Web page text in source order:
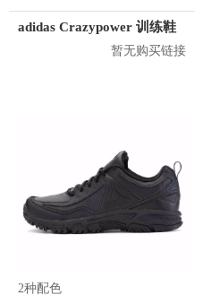
adidas Crazypower 训练鞋
暂无购买链接
2种配色